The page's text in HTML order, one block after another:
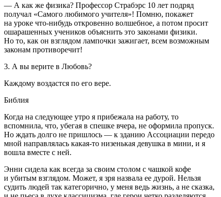
— А как же физика? Профессор Страбэрс 10 лет подряд
получал «Самого любимого учителя»! Помню, покажет
на уроке что-нибудь откровенно волшебное, а потом просит
ошарашенных учеников объяснить это законами физики.
Но то, как он взглядом лампочки зажигает, всем возможным
законам противоречит!
3. А вы верите в Любовь?
Каждому воздастся по его вере.
Библия
Когда на следующее утро я прибежала на работу, то
вспомнила, что, убегая в спешке вчера, не оформила пропуск.
Но ждать долго не пришлось — к зданию Ассоциации передо
мной направлялась какая-то низенькая девушка в мини, и я
вошла вместе с ней.
Энни сидела как всегда за своим столом с чашкой кофе
и убитым взглядом. Может, я зря назвала ее дурой. Нельзя
судить людей так категорично, у меня ведь жизнь, а не сказка,